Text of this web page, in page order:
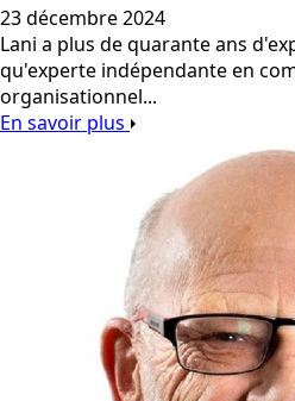
23 décembre 2024
Lani a plus de quarante ans
qu'experte indépendante en
organisationnel...
En savoir plus